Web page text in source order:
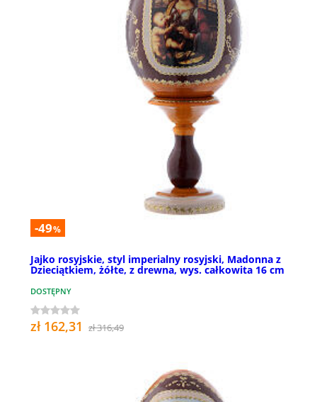
-49%
Jajko rosyjskie, styl imperialny rosyjski, Madonna z
Dzieciątkiem, żółte, z drewna, wys. całkowita 16 cm
DOSTĘPNY
zł 162,31 zł 316,49